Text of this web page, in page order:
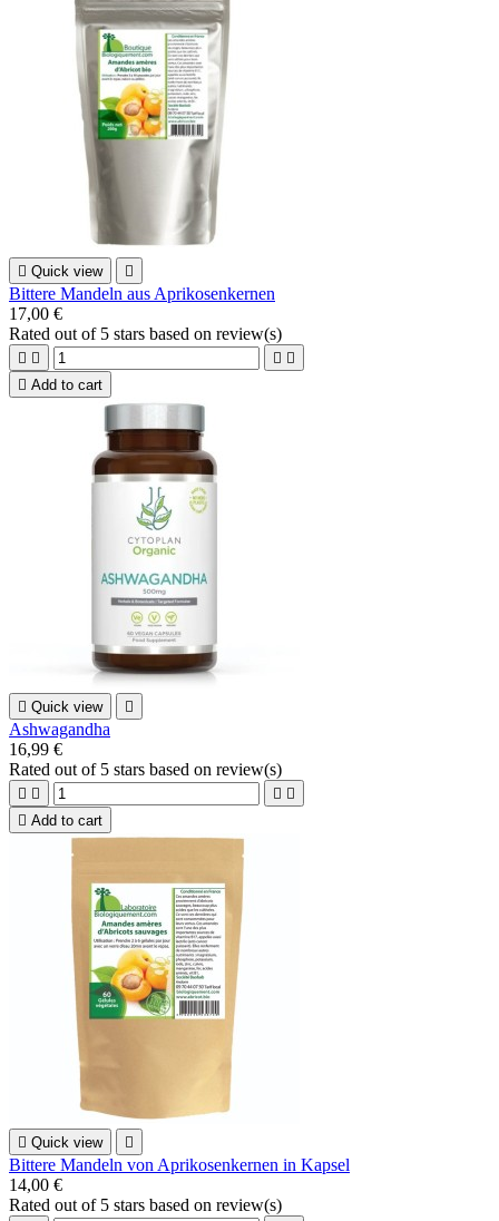
 Quick view 
Bittere Mandeln aus Aprikosenkernen
17,00 €
Rated out of 5 stars based on review(s)
   
 Add to cart
 Quick view 
Ashwagandha
16,99 €
Rated out of 5 stars based on review(s)
   
 Add to cart
 Quick view 
Bittere Mandeln von Aprikosenkernen in Kapsel
14,00 €
Rated out of 5 stars based on review(s)